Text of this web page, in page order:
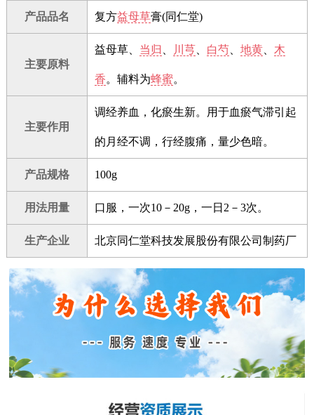
产品品名 复方益母草膏(同仁堂)
主要原料
益母草、 当归 川芎、 白芍、 地黄、 木
香。辅料为蜂蜜。
主要作用
调经养血，化瘀生新。用于血瘀气滞引起
的月经不调，行经腹痛，量少色暗。
产品规格 100g
用法用量 口服，一次10－20g，一日2－3次。
生产企业 北京同仁堂科技发展股份有限公司制药厂